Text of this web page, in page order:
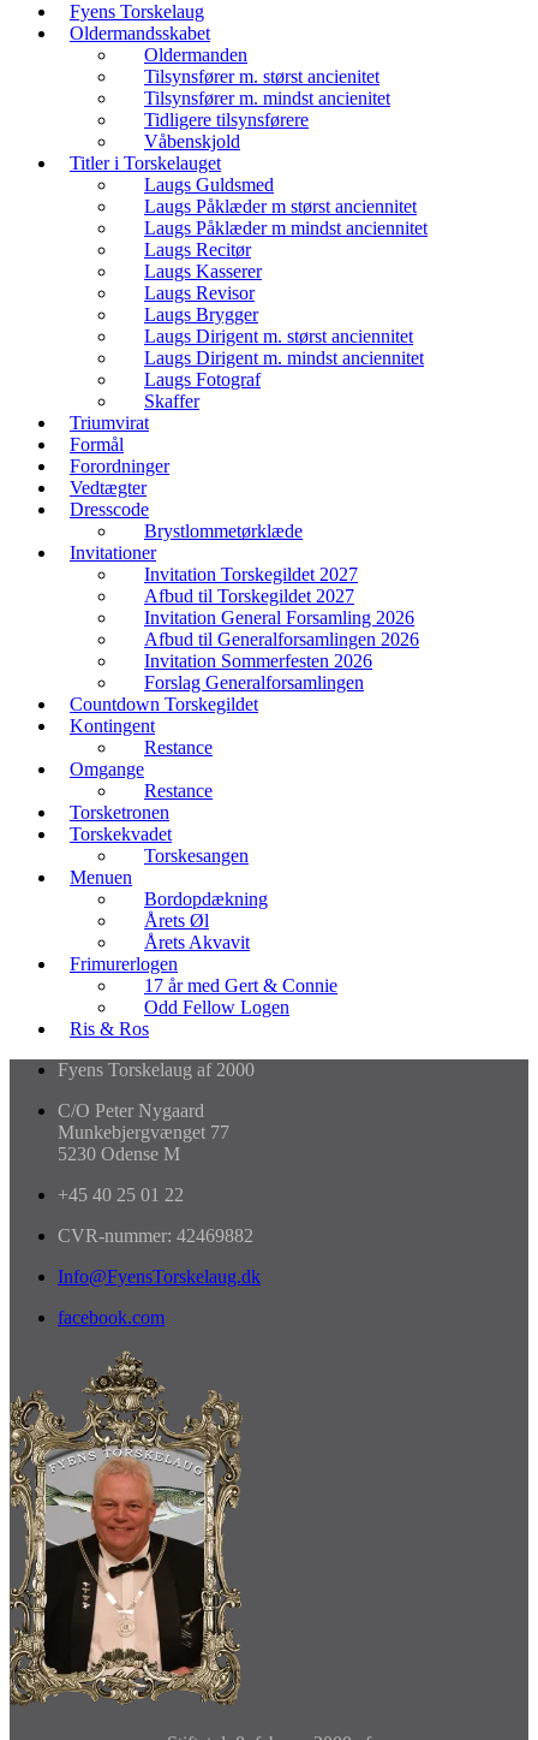
Fyens Torskelaug
Oldermandsskabet
Oldermanden
Tilsynsfører m. størst ancienitet
Tilsynsfører m. mindst ancienitet
Tidligere tilsynsførere
Våbenskjold
Titler i Torskelauget
Laugs Guldsmed
Laugs Påklæder m størst anciennitet
Laugs Påklæder m mindst anciennitet
Laugs Recitør
Laugs Kasserer
Laugs Revisor
Laugs Brygger
Laugs Dirigent m. størst anciennitet
Laugs Dirigent m. mindst anciennitet
Laugs Fotograf
Skaffer
Triumvirat
Formål
Forordninger
Vedtægter
Dresscode
Brystlommetørklæde
Invitationer
Invitation Torskegildet 2027
Afbud til Torskegildet 2027
Invitation General Forsamling 2026
Afbud til Generalforsamlingen 2026
Invitation Sommerfesten 2026
Forslag Generalforsamlingen
Countdown Torskegildet
Kontingent
Restance
Omgange
Restance
Torsketronen
Torskekvadet
Torskesangen
Menuen
Bordopdækning
Årets Øl
Årets Akvavit
Frimurerlogen
17 år med Gert & Connie
Odd Fellow Logen
Ris & Ros
Fyens Torskelaug af 2000
C/O Peter Nygaard
Munkebjergvænget 77
5230 Odense M
+45 40 25 01 22
CVR-nummer: 42469882
Info@FyensTorskelaug.dk
facebook.com